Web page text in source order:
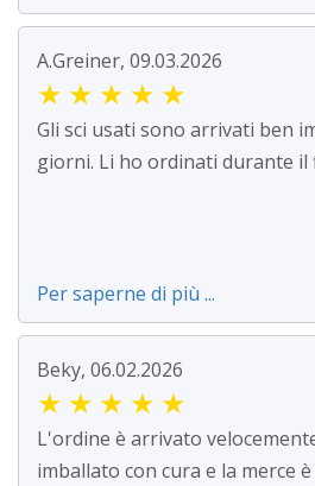
A.Greiner, 09.03.2026
★ ★ ★ ★ ★
Gli sci usati sono arrivati ben
giorni. Li ho ordinati durante il
Per saperne di più ...
Beky, 06.02.2026
★ ★ ★ ★ ★
L'ordine è arrivato
imballato con cura e la merce